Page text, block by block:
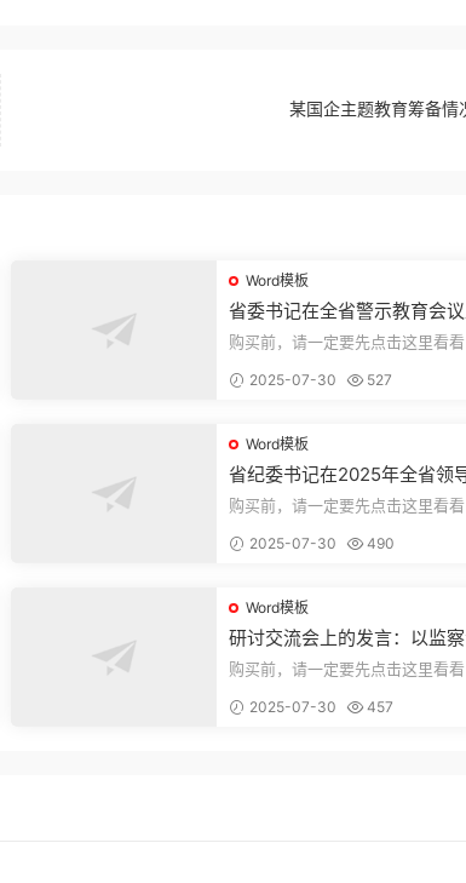
某国企主题教育筹备情
Word模板
省委书记在全省警示教育会
的讲话.1
购买前，请一定要先点击这里看
束，本文...
2025-07-30 527
Word模板
省纪委书记在2025年全省领
部警示教育会上的讲话.1
购买前，请一定要先点击这里看
束，本文...
2025-07-30 490
Word模板
研讨交流会上的发言：以监
实施条例为纲推动巡察工作
购买前，请一定要先点击这里看
束，本文...
2025-07-30 457